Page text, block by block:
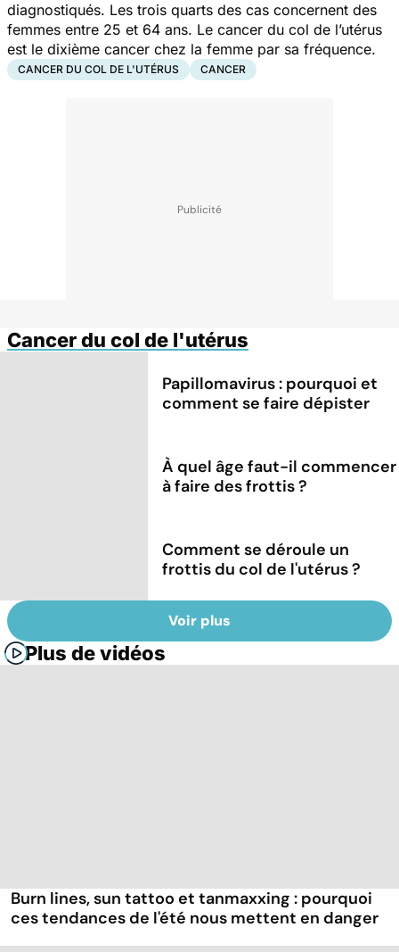
diagnostiqués. Les trois quarts des cas concernent des
femmes entre 25 et 64 ans. Le cancer du col de l’utérus
est le dixième cancer chez la femme par sa fréquence.
CANCER DU COL DE L'UTÉRUS CANCER
Cancer du col de l'utérus
Papillomavirus : pourquoi et
comment se faire dépister
À quel âge faut-il commencer
à faire des frottis ?
Comment se déroule un
frottis du col de l'utérus ?
Voir plus
Plus de vidéos
Burn lines, sun tattoo et tanmaxxing : pourquoi
ces tendances de l'été nous mettent en danger